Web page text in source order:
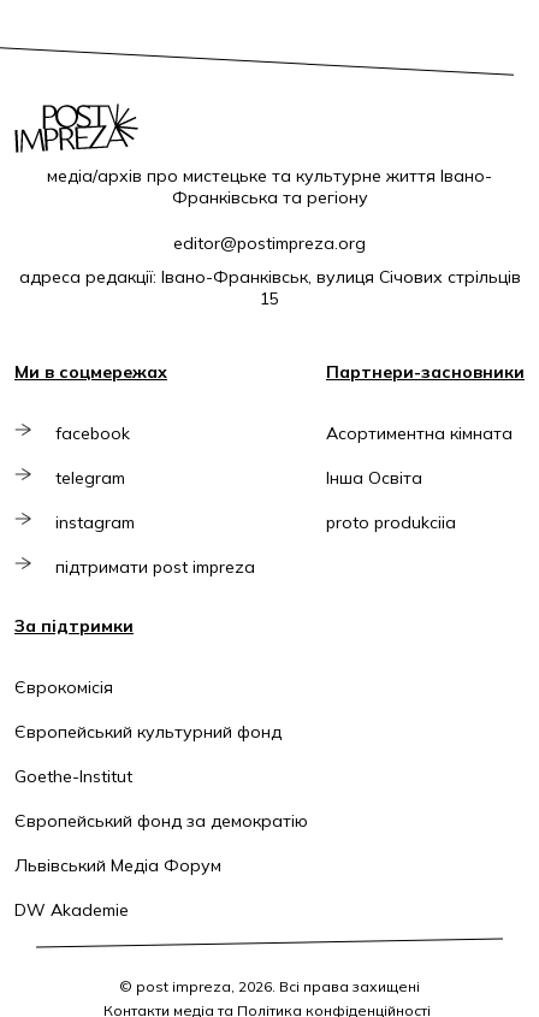
медіа/архів про мистецьке та культурне життя Івано-
Франківська та регіону
editor@postimpreza.org
адреса редакції: Івано-Франківськ, вулиця Січових стрільців
15
Ми в соцмережах
facebook
telegram
instagram
підтримати post impreza
Партнери-засновники
Асортиментна кімната
Інша Освіта
proto produkciia
За підтримки
Єврокомісія
Європейський культурний фонд
Goethe-Institut
Європейський фонд за демократію
Львівський Медіа Форум
DW Akademie
© post impreza, 2026. Всі права захищені
Контакти медіа та Політика конфіденційності